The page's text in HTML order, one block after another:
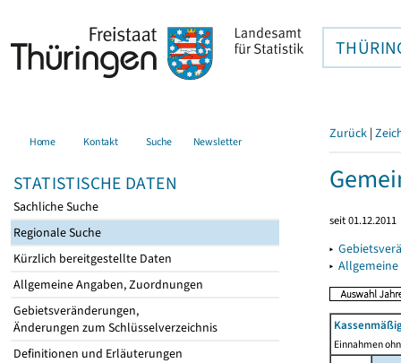
Home Kontakt Suche Newsletter
STATISTISCHE DATEN
Sachliche Suche
Regionale Suche
Kürzlich bereitgestellte Daten
Allgemeine Angaben, Zuordnungen
Gebietsveränderungen,
Änderungen zum Schlüsselverzeichnis
Definitionen und Erläuterungen
Zurück |
seit 01.12.2011
▸
▸
Einnahmen